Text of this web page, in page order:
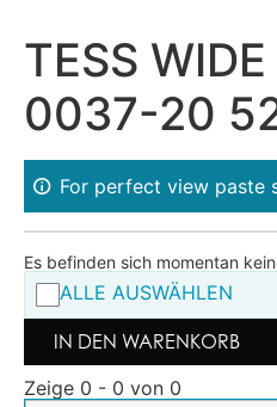
TESS
0037-20
For perfect view paste
Es befinden sich momentan
ALLE AUSWÄHLEN
IN DEN WARENKORB
Zeige 0 - 0 von 0